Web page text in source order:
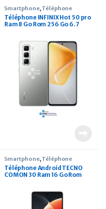
Smartphone,Téléphone
Téléphone INFINIX Hot 50 pro
Ram 8 Go Rom 256 Go 6.7
Smartphone,Téléphone
Téléphone Android TECNO
COMON 30 Ram 16 Go Rom